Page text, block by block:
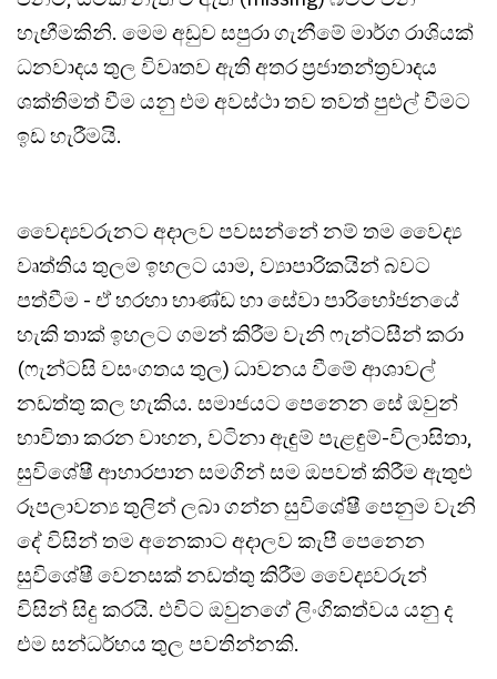
හැඟීමකිනි. මෙම අඩුව සපුරා ගැනීමේ මාර්ග රාශියක්
ධනවාදය තුල විවෘතව ඇති අතර ප්‍රජාතන්ත්‍රවාදය
ශක්තිමත් වීම යනු එම අවස්ථා තව තවත් පුළුල් වීමට
ඉඩ හැරීමයි.
වෛද්‍යවරුනට අදාලව පවසන්නේ නම් තම වෛද්‍ය
වෘත්තිය තුලම ඉහලට යාම, ව්‍යාපාරිකයින් බවට
පත්වීම - ඒ හරහා භාණ්ඩ හා සේවා පාරිභෝජනයේ
හැකි තාක් ඉහලට ගමන් කිරීම වැනි ෆැන්ටසීන් කරා
(ෆැන්ටසි වසංගතය තුල) ධාවනය වීමේ ආශාවල්
නඩත්තු කල හැකිය. සමාජයට පෙනෙන සේ ඔවුන්
භාවිතා කරන වාහන, වටිනා ඇඳුම් පැළඳුම්-විලාසිතා,
සුවිශේෂී ආහාරපාන සමගින් සම ඔපවත් කිරීම ඇතුළු
රූපලාවන්‍ය තුලින් ලබා ගන්න සුවිශේෂී පෙනුම වැනි
දේ විසින් තම අනෙකාට අදාලව කැපී පෙනෙන
සුවිශේෂී වෙනසක් නඩත්තු කිරීම වෛද්‍යවරුන්
විසින් සිදු කරයි. එවිට ඔවුනගේ ලිංගිකත්වය යනු ද
එම සන්ධර්භය තුල පවතින්නකි.